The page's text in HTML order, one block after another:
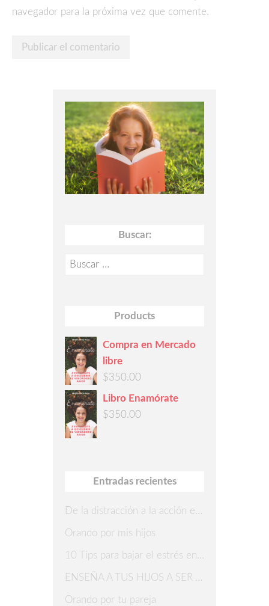
navegador para la próxima vez que comente.
Buscar:
Buscar:
Products
Compra en Mercado
libre
$350.00
Libro Enamórate
$350.00
Entradas recientes
De la distracción a la acción en 7 pasos
Orando por mis hijos
10 Tips para bajar el estrés en Navidad
ENSEÑA A TUS HIJOS A SER AGRADECIDOS
Orando por tu pareja